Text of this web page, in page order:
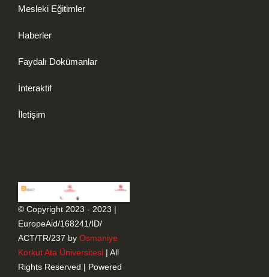
Mesleki Eğitimler
Haberler
Faydalı Dokümanlar
İnteraktif
İletişim
© Copyright 2023 - 2023 |
EuropeAid/168241/ID/
ACT/TR/237 by Osmaniye
Korkut Ata Üniversitesi| All
Rights Reserved | Powered